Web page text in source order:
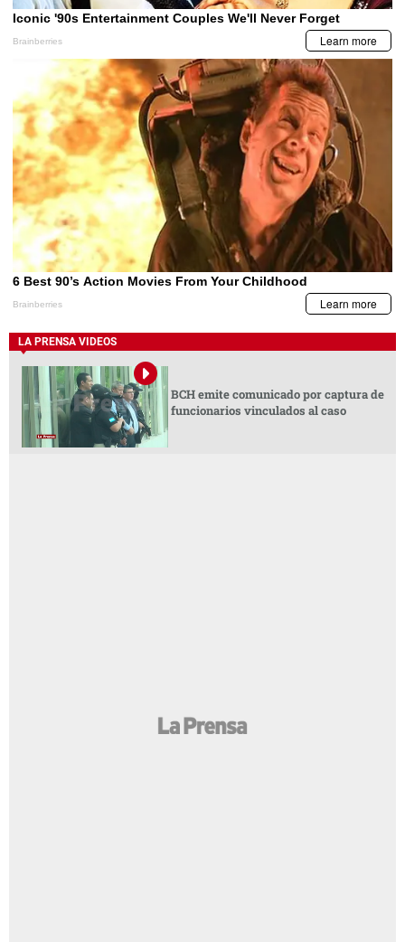
LA PRENSA VIDEOS
BCH emite comunicado por captura de
funcionarios vinculados al caso